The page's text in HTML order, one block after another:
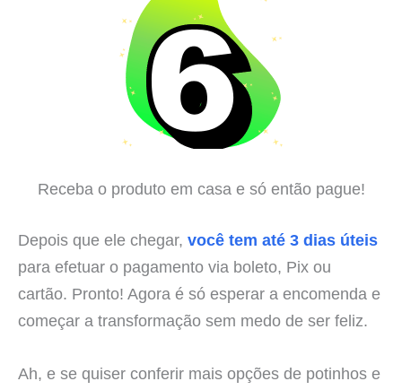
Receba o produto em casa e só então pague!
Depois que ele chegar, você tem até 3 dias úteis
para efetuar o pagamento via boleto, Pix ou
cartão. Pronto! Agora é só esperar a encomenda e
começar a transformação sem medo de ser feliz.
Ah, e se quiser conferir mais opções de potinhos e